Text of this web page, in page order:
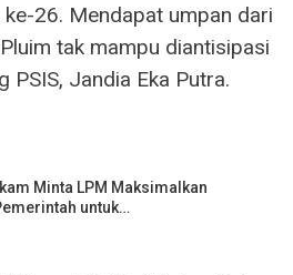
26. Mendapat umpan dari
tak mampu diantisipasi
PSIS, Jandia Eka Putra.
Minta LPM Maksimalkan
untuk…